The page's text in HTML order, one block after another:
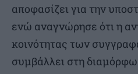
αποφασίζει για την
ενώ αναγνώρησε ότι η
κοινότητας των
συμβάλλει στη